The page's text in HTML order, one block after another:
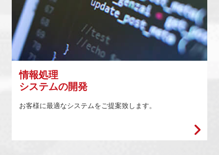
情報処理
システムの開発
お客様に最適なシステムをご提案致します。